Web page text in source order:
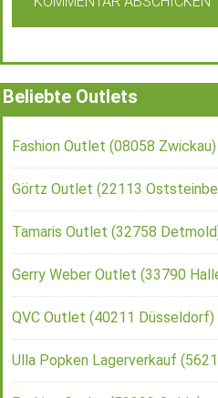
Beliebte Outlets
Fashion Outlet (08058 Zwickau)
Görtz Outlet (22113
Tamaris Outlet (32758
Gerry Weber Outlet (33790
QVC Outlet (40211 Düsseldorf)
Ulla Popken Lagerverkauf